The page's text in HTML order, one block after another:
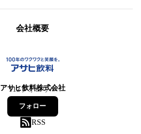
会社概要
アサヒ飲料株式会社
112フォロワー
フォロー
RSS